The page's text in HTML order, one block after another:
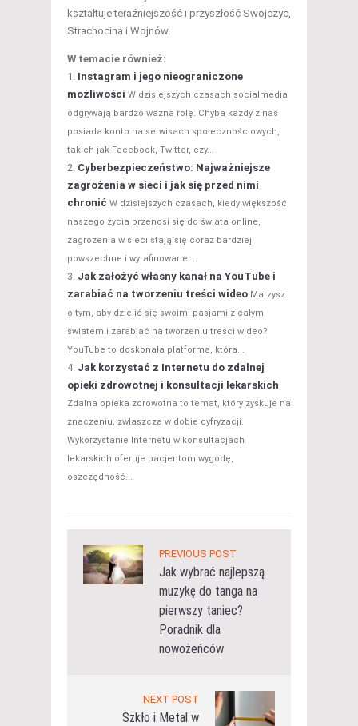
kształtuje teraźniejszość i przyszłość Swojczyc,
Strachocina i Wojnów.
W temacie również:
Instagram i jego nieograniczone
możliwości W dzisiejszych czasach socialmedia
odgrywają bardzo ważna rolę. Chyba każdy z nas
posiada konto na serwisach społecznościowych,
takich jak Facebook, Twitter, czy...
Cyberbezpieczeństwo: Najważniejsze
zagrożenia w sieci i jak się przed nimi
chronić W dzisiejszych czasach, kiedy większość
naszego życia przenosi się do świata online,
zagrożenia w sieci stają się coraz bardziej
powszechne i wyrafinowane....
Jak założyć własny kanał na YouTube i
zarabiać na tworzeniu treści wideo Marzysz
o tym, aby dzielić się swoimi pasjami z całym
światem i zarabiać na tworzeniu treści wideo?
YouTube to doskonała platforma, która...
Jak korzystać z Internetu do zdalnej
opieki zdrowotnej i konsultacji lekarskich
Zdalna opieka zdrowotna to temat, który zyskuje na
znaczeniu, zwłaszcza w dobie cyfryzacji.
Wykorzystanie Internetu w konsultacjach
lekarskich oferuje pacjentom wygodę,
oszczędność...
PREVIOUS POST
Jak wybrać najlepszą
muzykę do tanga na
pierwszy taniec?
Poradnik dla
nowożeńców
NEXT POST
Szkło i Metal w